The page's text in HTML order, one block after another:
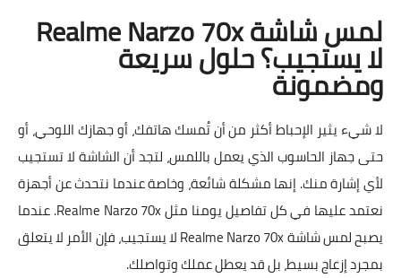
لمس شاشة Realme Narzo 70x
لا يستجيب؟ حلول سريعة
ومضمونة
لا شيء يثير الإحباط أكثر من أن تُمسك هاتفك، أو جهازك اللوحي، أو
حتى جهاز الحاسوب الذي يعمل باللمس، لتجد أن الشاشة لا تستجيب
لأي إشارة منك. إنها مشكلة شائعة، وخاصة عندما نتحدث عن أجهزة
نعتمد عليها في كل تفاصيل يومنا مثل Realme Narzo 70x. عندما
يصبح لمس شاشة Realme Narzo 70x لا يستجيب، فإن الأمر لا يتعلق
بمجرد إزعاج بسيط، بل قد يعطل عملك وتواصلك.